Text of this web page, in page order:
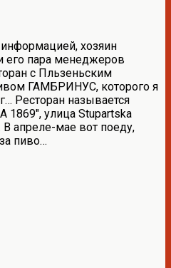
хозяин
его пара менеджеров
с Пльзеньским
ГАМБРИНУС, которого я
Ресторан называется
1869″, улица Stupartska
В апреле-мае вот поеду,
пиво…